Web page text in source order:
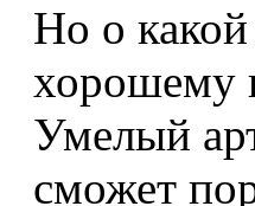
Но о
хорошему
Умелый
сможет